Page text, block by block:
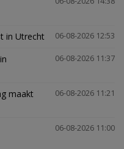
06-08-2026 12:53
in Utrecht
06-08-2026 11:37
06-08-2026 11:21
maakt
06-08-2026 11:00